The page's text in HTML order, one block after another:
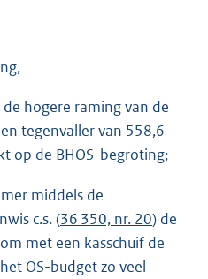
hogere raming van de
tegenvaller van 558,6
op de BHOS-begroting;
middels de
c.s. (36 350, nr. 20) de
met een kasschuif de
OS-budget zo veel